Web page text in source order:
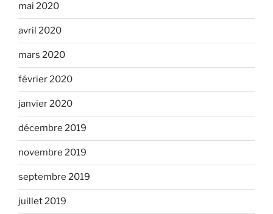
mai 2020
avril 2020
mars 2020
février 2020
janvier 2020
décembre 2019
novembre 2019
septembre 2019
juillet 2019